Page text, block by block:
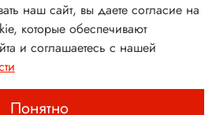
наш сайт, вы даете согласие на
которые обеспечивают
и соглашаетесь с нашей
Понятно